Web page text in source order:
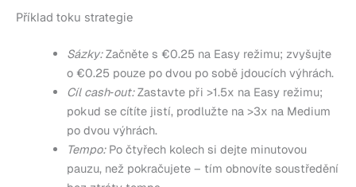
Příklad toku strategie
Sázky:Začněte s €0.25 na Easy režimu; zvyšujte
o €0.25 pouze po dvou po sobě jdoucích výhrách.
Cíl cash‑out:Zastavte při >1.5x na Easy režimu;
pokud se cítíte jistí, prodlužte na >3x na Medium
po dvou výhrách.
Tempo:Po čtyřech kolech si dejte minutovou
pauzu, než pokračujete – tím obnovíte soustředění